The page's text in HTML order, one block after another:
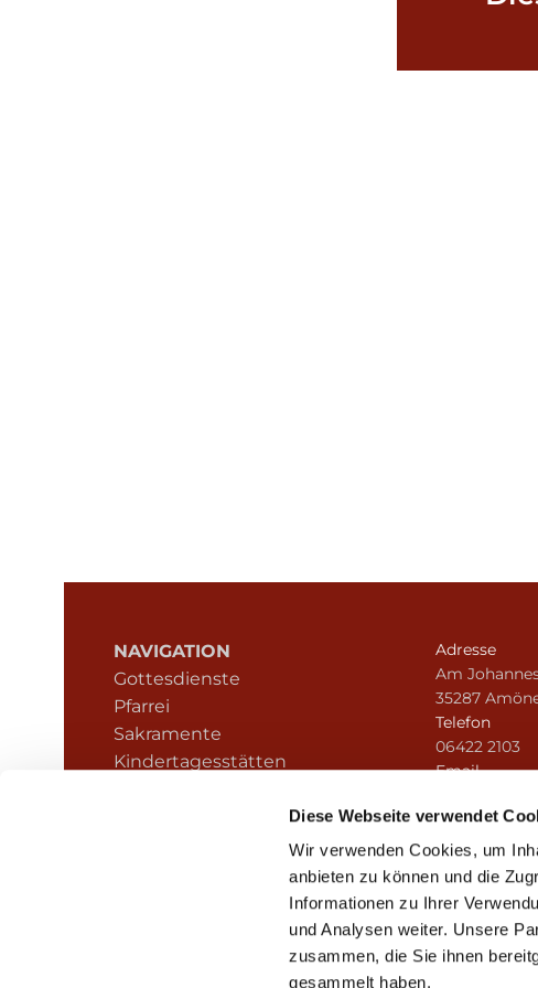
Diese Webseite verwendet
Wir verwenden Cookies, um
anbieten zu können und die
Informationen zu Ihrer
und Analysen weiter. Unsere
zusammen, die Sie ihnen
gesammelt haben.
NAVIGATION
Gottesdienste
Pfarrei
Sakramente
Kindertagesstätten
Hinweisgeberschutz
Adresse
Am
35287
Telefon
06422 2103
Email